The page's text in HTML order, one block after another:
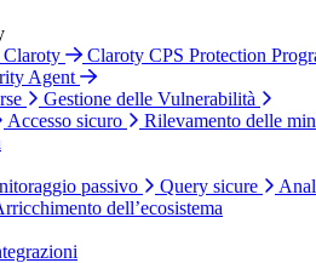
Claroty
Claroty CPS Protection
Agent
Gestione delle Vulnerabilità
Accesso sicuro
Rilevamento delle
passivo Query sicure
dell’ecosistema